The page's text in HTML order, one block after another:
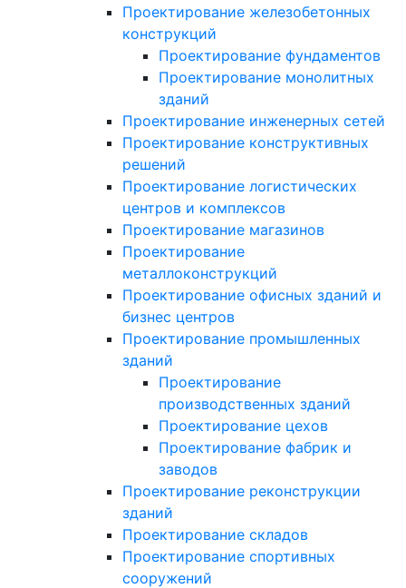
Проектирование железобетонных
конструкций
Проектирование фундаментов
Проектирование монолитных
зданий
Проектирование инженерных сетей
Проектирование конструктивных
решений
Проектирование логистических
центров и комплексов
Проектирование магазинов
Проектирование
металлоконструкций
Проектирование офисных зданий и
бизнес центров
Проектирование промышленных
зданий
Проектирование
производственных зданий
Проектирование цехов
Проектирование фабрик и
заводов
Проектирование реконструкции
зданий
Проектирование складов
Проектирование спортивных
сооружений